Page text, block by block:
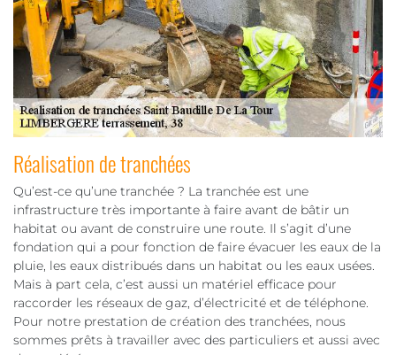
Réalisation de tranchées
Qu’est-ce qu’une tranchée ? La tranchée est une
infrastructure très importante à faire avant de bâtir un
habitat ou avant de construire une route. Il s’agit d’une
fondation qui a pour fonction de faire évacuer les eaux de la
pluie, les eaux distribués dans un habitat ou les eaux usées.
Mais à part cela, c’est aussi un matériel efficace pour
raccorder les réseaux de gaz, d’électricité et de téléphone.
Pour notre prestation de création des tranchées, nous
sommes prêts à travailler avec des particuliers et aussi avec